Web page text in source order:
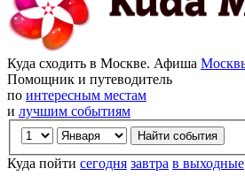
Куда сходить в Москве. Афиша
Помощник и путеводитель
по интересным местам
и лучшим событиям
Куда пойти сегодня завтра в выходные